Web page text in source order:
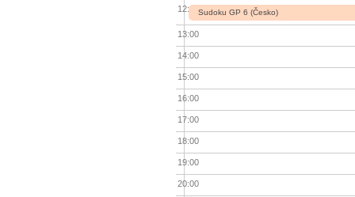
12:00Sudoku GP 6 (Česko)
13:00
14:00
15:00
16:00
17:00
18:00
19:00
20:00